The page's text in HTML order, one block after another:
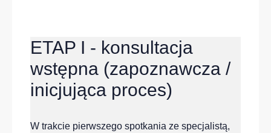
ETAP I - konsultacja
wstępna (zapoznawcza /
inicjująca proces)
W trakcie pierwszego spotkania ze specjalistą,